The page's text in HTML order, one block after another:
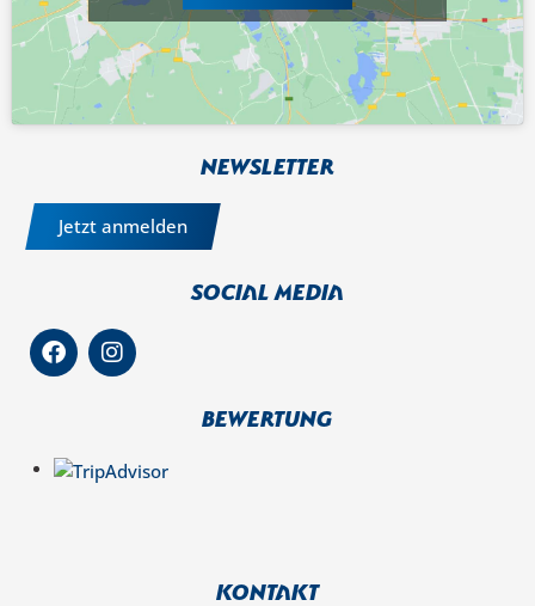
Newsletter
Jetzt anmelden
Social Media
F
a
c
o
o
I
n
s
g
r
Bewertung
Kontakt